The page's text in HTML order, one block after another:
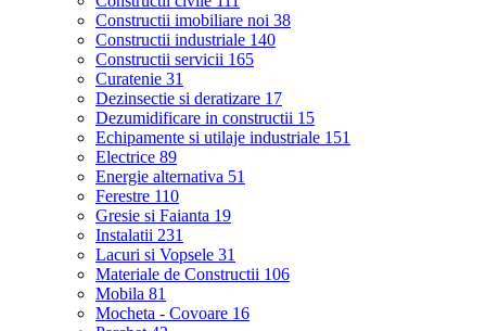
Constructii imobiliare noi 38
Constructii industriale 140
Constructii servicii 165
Curatenie 31
Dezinsectie si deratizare 17
Dezumidificare in constructii 15
Echipamente si utilaje industriale 151
Electrice 89
Energie alternativa 51
Ferestre 110
Gresie si Faianta 19
Instalatii 231
Lacuri si Vopsele 31
Materiale de Constructii 106
Mobila 81
Mocheta - Covoare 16